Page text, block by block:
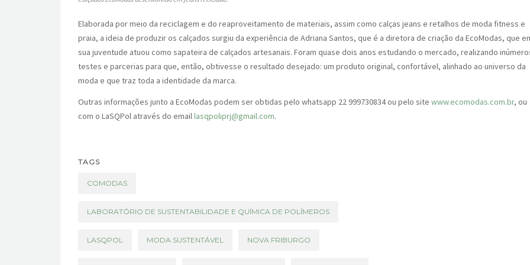
Elaborada por meio da reciclagem e do reaproveitamento de materiais, assim como calças jeans e retalhos de moda fitness e
praia, a ideia de produzir os calçados surgiu da experiência de Adriana Santos, que é a diretora de criação da EcoModas, que
sua juventude atuou como sapateira de calçados artesanais. Foram quase dois anos estudando o mercado, realizando
testes e parcerias para que, então, obtivesse o resultado desejado: um produto original, confortável, alinhado ao universo da
moda e que traz toda a identidade da marca.
Outras informações junto a EcoModas podem ser obtidas pelo whatsapp 22 999730834 ou pelo site www.ecomodas.com.br, ou
com o LaSQPol através do emaillasqpoliprj@gmail.com.
TAGS
COMODAS
LABORATÓRIO DE SUSTENTABILIDADE E QUÍMICA DE POLÍMEROS
LASQPOL MODA SUSTENTÁVEL NOVA FRIBURGO